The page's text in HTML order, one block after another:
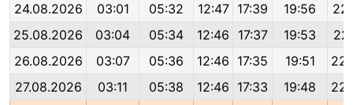
24.08.2026
03:01 05:32 12:47 17:39 19:56
25.08.2026
03:04 05:34 12:46 17:37 19:53
26.08.2026
03:07 05:36 12:46 17:35 19:51
27.08.2026
03:11 05:38 12:46 17:33 19:48